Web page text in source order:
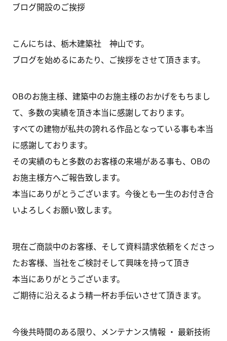
ブログ開設のご挨拶
こんにちは、栃木建築社 神山です。
ブログを始めるにあたり、ご挨拶をさせて頂きます。
OBのお施主様、建築中のお施主様のおかげをもちまし
て、多数の実績を頂き本当に感謝しております。
すべての建物が私共の誇れる作品となっている事も本当
に感謝しております。
その実績のもと多数のお客様の来場がある事も、OBの
お施主様方へご報告致します。
本当にありがとうございます。今後とも一生のお付き合
いよろしくお願い致します。
現在ご商談中のお客様、そして資料請求依頼をくださっ
たお客様、当社をご検討そして興味を持って頂き
本当にありがとうございます。
ご期待に沿えるよう精一杯お手伝いさせて頂きます。
今後共時間のある限り、メンテナンス情報 ・ 最新技術